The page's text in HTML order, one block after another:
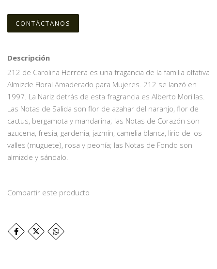
CONTÁCTANOS
Descripción
212 de Carolina Herrera es una fragancia de la familia olfativa
Almizcle Floral Amaderado para Mujeres. 212 se lanzó en
1997. La Nariz detrás de esta fragrancia es Alberto Morillas.
Las Notas de Salida son flor de azahar del naranjo, flor de
cactus, bergamota y mandarina; las Notas de Corazón son
azucena, fresia, gardenia, jazmín, camelia blanca, lirio de los
valles (muguete), rosa y peonía; las Notas de Fondo son
almizcle y sándalo.
Compartir este producto